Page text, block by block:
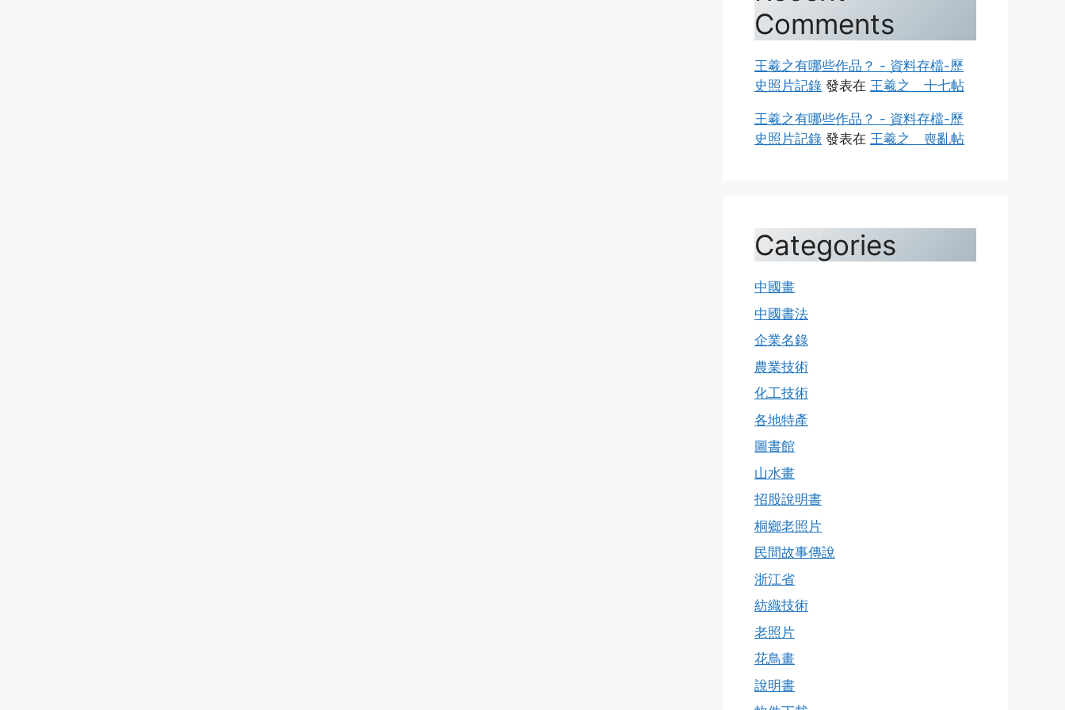
Comments
王羲之有哪些作品？ - 資料存檔-歷
史照片記錄 發表在 王羲之 十七帖
王羲之有哪些作品？ - 資料存檔-歷
史照片記錄 發表在 王羲之 喪亂帖
Categories
中國畫
中國書法
企業名錄
農業技術
化工技術
各地特產
圖書館
山水畫
招股說明書
桐鄉老照片
民間故事傳說
浙江省
紡織技術
老照片
花鳥畫
說明書